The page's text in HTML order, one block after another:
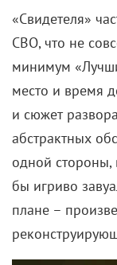
«Свидетеля»
СВО, что не
минимум
место и время
и сюжет
абстрактных
одной стороны,
бы игриво
плане –